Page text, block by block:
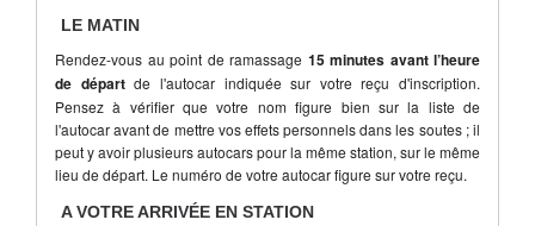
LE MATIN
Rendez-vous au point de ramassage 15 minutes avant l’heure
de départde l'autocar indiquée sur votre reçu d'inscription.
Pensez à vérifier que votre nom figure bien sur la liste de
l'autocar avant de mettre vos effets personnels dans les soutes ; il
peut y avoir plusieurs autocars pour la même station, sur le même
lieu de départ. Le numéro de votre autocar figure sur votre reçu.
A VOTRE ARRIVÉE EN STATION